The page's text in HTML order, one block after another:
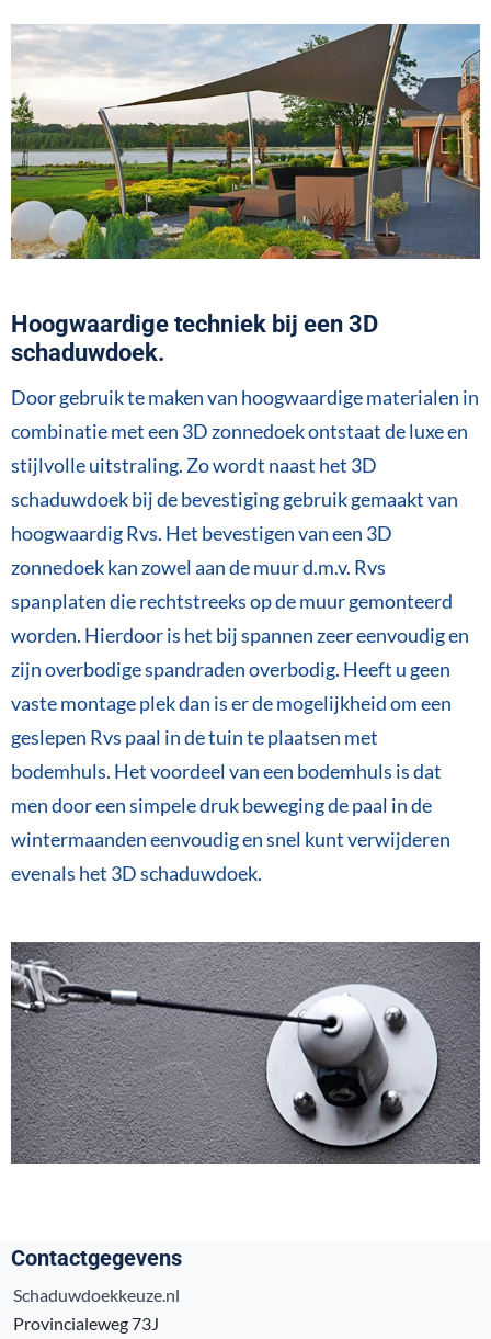
Hoogwaardige techniek bij een 3D
schaduwdoek.
Door gebruik te maken van hoogwaardige materialen in
combinatie met een 3D zonnedoek ontstaat de luxe en
stijlvolle uitstraling. Zo wordt naast het 3D
schaduwdoek bij de bevestiging gebruik gemaakt van
hoogwaardig Rvs. Het bevestigen van een 3D
zonnedoek kan zowel aan de muur d.m.v. Rvs
spanplaten die rechtstreeks op de muur gemonteerd
worden. Hierdoor is het bij spannen zeer eenvoudig en
zijn overbodige spandraden overbodig. Heeft u geen
vaste montage plek dan is er de mogelijkheid om een
geslepen Rvs paal in de tuin te plaatsen met
bodemhuls. Het voordeel van een bodemhuls is dat
men door een simpele druk beweging de paal in de
wintermaanden eenvoudig en snel kunt verwijderen
evenals het 3D schaduwdoek.
Contactgegevens
Schaduwdoekkeuze.nl
Provincialeweg 73J